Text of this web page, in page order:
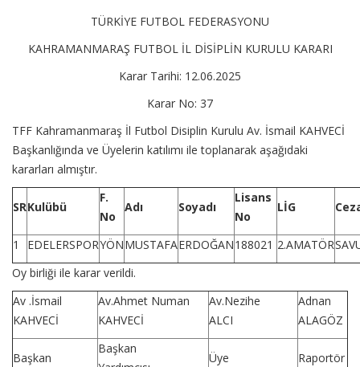
TÜRKİYE FUTBOL FEDERASYONU
KAHRAMANMARAŞ FUTBOL İL DİSİPLİN KURULU KARARI
Karar Tarihi: 12.06.2025
Karar No: 37
TFF Kahramanmaraş İl Futbol Disiplin Kurulu Av. İsmail KAHVECİ
Başkanlığında ve Üyelerin katılımı ile toplanarak aşağıdaki
kararları almıştır.
SRKulübü
F.
No
Adı Soyadı
Lisans
No
LİG
1 EDELERSPORYÖNMUSTAFAERDOĞAN188021 2.AMATÖR
Oy birliği ile karar verildi.
Av .İsmail
KAHVECİ
Av.Ahmet Numan
KAHVECİ
Av.Nezihe
ALCI
Adnan
ALAGÖZ
Başkan
Başkan
Üye Raportör